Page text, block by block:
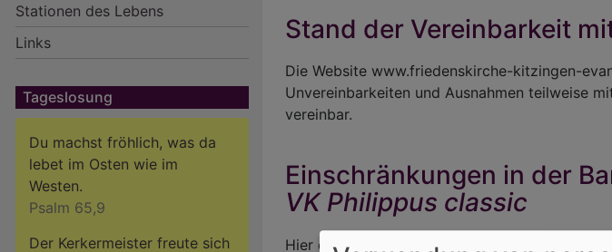
Stationen des Lebens
Links
Tageslosung
Du machst fröhlich, was da
lebet im Osten wie im
Westen.
Psalm 65,9
Der Kerkermeister freute sich
Stand der Vereinbarkeit
Die Website www.friedenskirche-kitzingen-
Unvereinbarkeiten und Ausnahmen teilweise
vereinbar.
Einschränkungen in der
VK Philippus classic
Hier den Text für vk_classic einfügen